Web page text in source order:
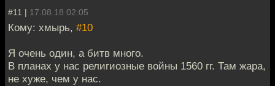
#11 | 17.08.18 02:05
Кому: хмырь, #10
Я очень один, а битв много.
В планах у нас религиозные войны 1560 гг. Там жара,
не хуже, чем у нас.